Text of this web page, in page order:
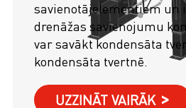
savienotājelementiem un
drenāžas savienojumu
var savākt kondensāta
kondensāta tvertnē.
UZZINĀT VAIRĀK